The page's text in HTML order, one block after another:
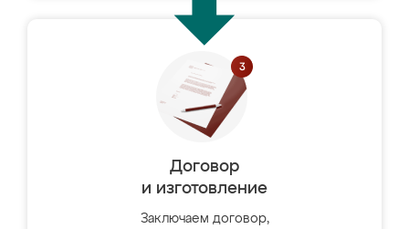
Договор
и изготовление
Заключаем договор,